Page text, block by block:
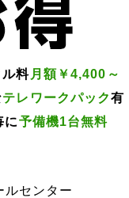
ル料 月額￥4,400～
テレワークパック有
に予備機1台無料
ルセンター